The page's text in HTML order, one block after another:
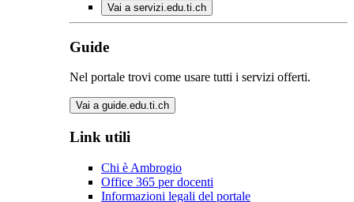
Vai a servizi.edu.ti.ch
Guide
Nel portale trovi come usare tutti i servizi offerti.
Vai a guide.edu.ti.ch
Link utili
Chi è Ambrogio
Office 365 per docenti
Informazioni legali del portale